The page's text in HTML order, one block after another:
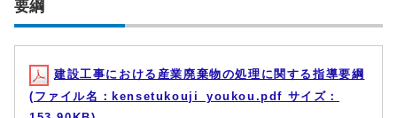
要綱
建設工事における産業廃棄物の処理に関する指導要綱
(ファイル名：kensetukouji_youkou.pdf サイズ：